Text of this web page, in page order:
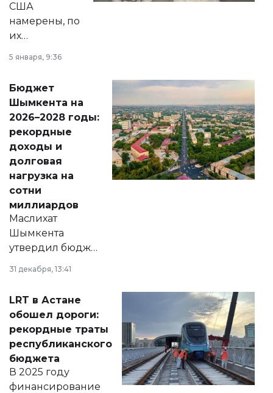
США
намерены, по
их
принести
народу
Венесуэлы.
5 января, 9:36
Бюджет
Шымкента на
2026–2028 годы:
рекордные
доходы и
долговая
нагрузка на
сотни
миллиардов
Маслихат
Шымкента
утвердил бюджет
города на 2026–
2028 годы.
документ
появился в базе
нормативных
правовых актов и
на сайте маслихат
города.
31 декабря, 13:41
LRT в Астане
обошел дороги:
рекордные траты
республиканского
бюджета
В 2025 году
финансирование